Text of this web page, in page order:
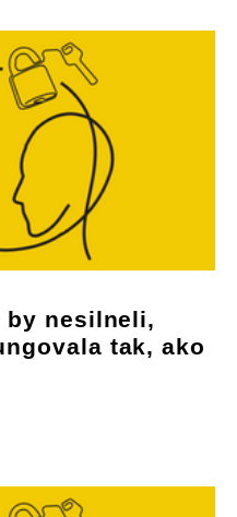
nesilneli,
tak, ako